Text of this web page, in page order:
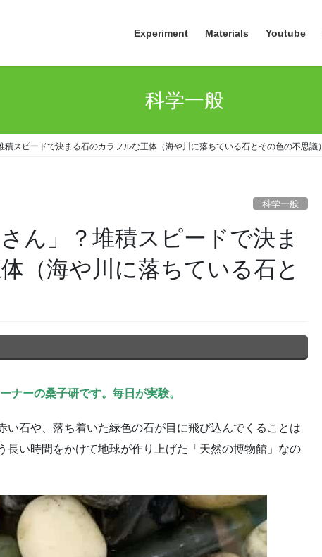
Experiment Materials Youtube
科学一般
スピードで決まる石のカラフルな正体（海や川に落ちている石とその色の不思議）
科学一般
ん」？堆積スピードで決ま
（海や川に落ちている石と
ナーの桑子研です。毎日が実験。
い石や、落ち着いた緑色の石が目に飛び込んでくることは
長い時間をかけて地球が作り上げた「天然の博物館」なの